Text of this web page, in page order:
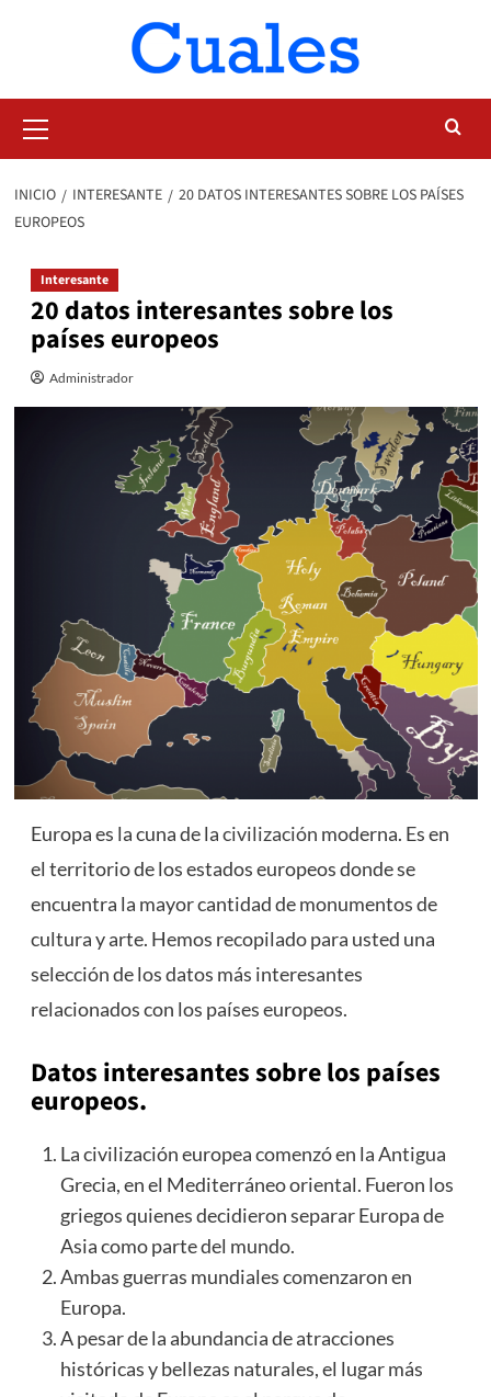
primario
INICIO INTERESANTE
20 DATOS INTERESANTES SOBRE LOS PAÍSES
EUROPEOS
Interesante
20 datos interesantes sobre los
países europeos
Administrador
Europa es la cuna de lacivilización moderna. Es en
el territorio de los estados europeos donde se
encuentra la mayor cantidad de monumentos de
cultura y arte. Hemos recopilado para usted una
selección de los datos más interesantes
relacionados con los países europeos.
Datos interesantes sobre los países
europeos.
La civilización europea comenzó en la Antigua
Grecia, en el Mediterráneo oriental. Fueron los
griegos quienes decidieron separar Europa de
Asia como parte del mundo.
Ambas guerras mundiales comenzaron en
Europa.
A pesar de la abundancia de atracciones
históricas y bellezas naturales, el lugar más